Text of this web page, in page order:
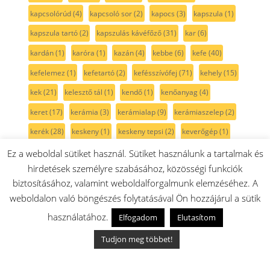
kapcsolórúd(4) kapcsoló sor(2) kapocs (3) kapszula (1)
kapszula tartó(2) kapszulás kávéfőző(31) kar(6)
kardán(1) karóra (1) kazán(4) kebbe (6) kefe (40)
kefelemez (1) kefetartó(2) kefésszívófej (71) kehely(15)
kek(21) kelesztő tál (1) kendő(1) kenőanyag(4)
keret(17) kerámia (3) kerámialap(9) kerámiaszelep(2)
kerék(28) keskeny(1) keskeny tepsi (2) keverőgép(1)
keverőlapát(4) keverőszár (15) keverőtál(16) kezelő(2)
kezelő modul(3) kidobó(3) kiegészítő(7) kifolyó(8)
(13) kifúvórács(6)
kijelző modul(2) kilincs(8) kinyomó(4)
(8) kioldó(2) kioldógomb(2) kisflex
kisgépek(39) kiskefe(11) kiskerék
Ez a weboldal sütiket használ. Sütiket használunk a tartalmak és
hirdetések személyre szabásához, közösségi funkciók
biztosításához, valamint weboldalforgalmunk elemzéséhez. A
weboldalon való böngészés folytatásával Ön hozzájárul a sütik
használatához.
Elfogadom
Elutasítom
Tudjon meg többet!